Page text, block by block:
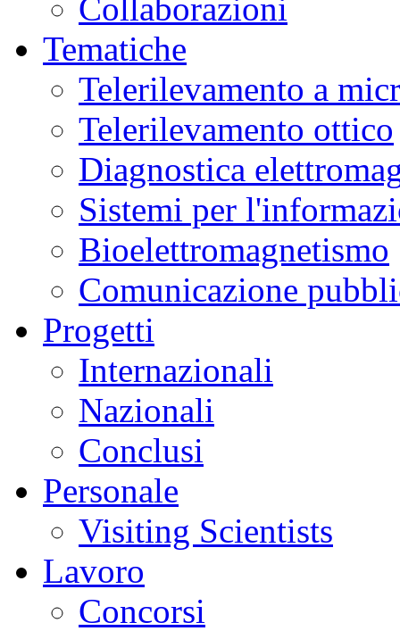
Collaborazioni
Tematiche
Telerilevamento a
Telerilevamento ottico
Diagnostica
Sistemi per
Bioelettromagnetismo
Comunicazione
Progetti
Internazionali
Nazionali
Conclusi
Personale
Visiting Scientists
Lavoro
Concorsi